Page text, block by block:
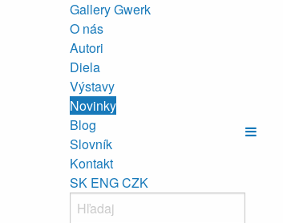
Gallery Gwerk
O nás
Autori
Diela
Výstavy
Novinky
Blog
Slovník
Kontakt
SK ENGCZK